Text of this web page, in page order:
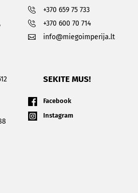
+370 659 75 733
+370 600 70 714
info@miegoimperija.lt
SEKITE MUS!
Facebook
Instagram